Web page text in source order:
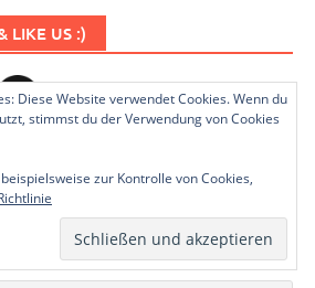
LIKE US :)
Diese Website verwendet Cookies. Wenn du
stimmst du der Verwendung von Cookies
zur Kontrolle von Cookies,